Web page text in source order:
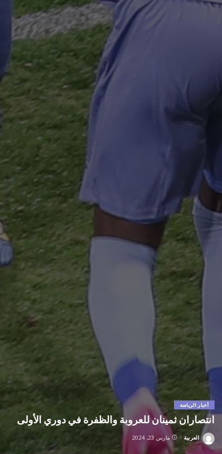
أخبار الرياضة
انتصاران ثمينان للعروبة والظفرة في دوري الأولى
Posted
by
العربية مارس 23, 2024